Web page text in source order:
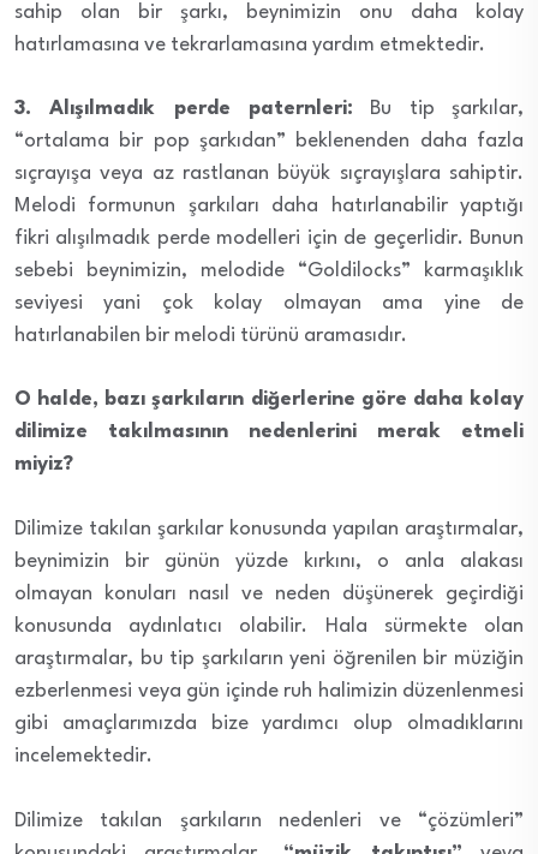
sahip olan bir şarkı, beynimizin onu daha kolay
hatırlamasına ve tekrarlamasına yardım etmektedir.
3. Alışılmadık perde paternleri: Bu tip şarkılar,
“ortalama bir pop şarkıdan” beklenenden daha fazla
sıçrayışa veya az rastlanan büyük sıçrayışlara sahiptir.
Melodi formunun şarkıları daha hatırlanabilir yaptığı
fikri alışılmadık perde modelleri için de geçerlidir. Bunun
sebebi beynimizin, melodide “Goldilocks” karmaşıklık
seviyesi yani çok kolay olmayan ama yine de
hatırlanabilen bir melodi türünü aramasıdır.
O halde, bazı şarkıların diğerlerine göre daha kolay
dilimize takılmasının nedenlerini merak etmeli
miyiz?
Dilimize takılan şarkılar konusunda yapılan araştırmalar,
beynimizin bir günün yüzde kırkını, o anla alakası
olmayan konuları nasıl ve neden düşünerek geçirdiği
konusunda aydınlatıcı olabilir. Hala sürmekte olan
araştırmalar, bu tip şarkıların yeni öğrenilen bir müziğin
ezberlenmesi veya gün içinde ruh halimizin düzenlenmesi
gibi amaçlarımızda bize yardımcı olup olmadıklarını
incelemektedir.
Dilimize takılan şarkıların nedenleri ve “çözümleri”